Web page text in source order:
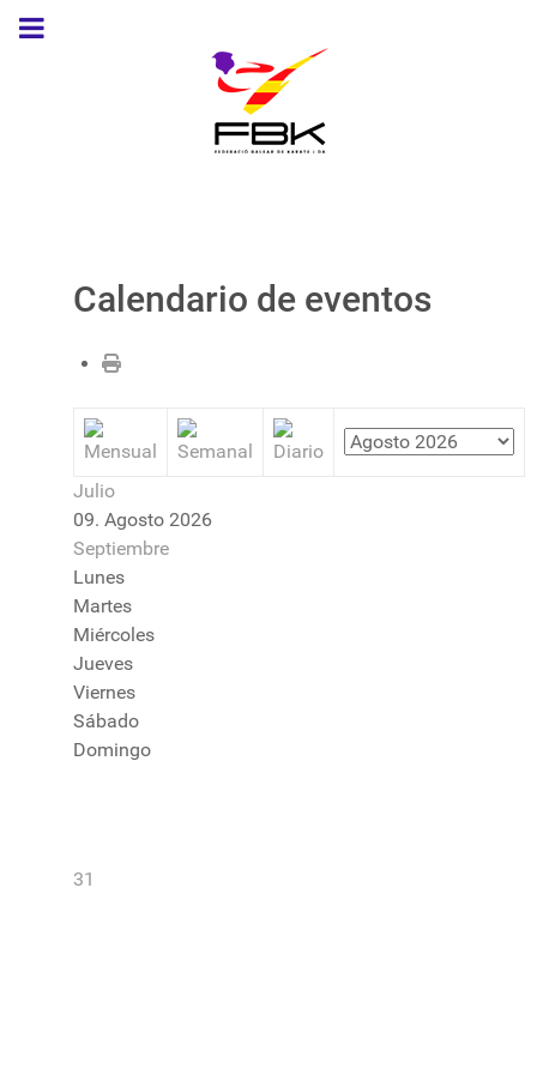
Calendario de eventos
Julio
09. Agosto 2026
Septiembre
Lunes
Martes
Miércoles
Jueves
Viernes
Sábado
Domingo
31